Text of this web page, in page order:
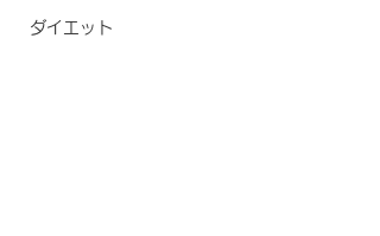
ダイエット